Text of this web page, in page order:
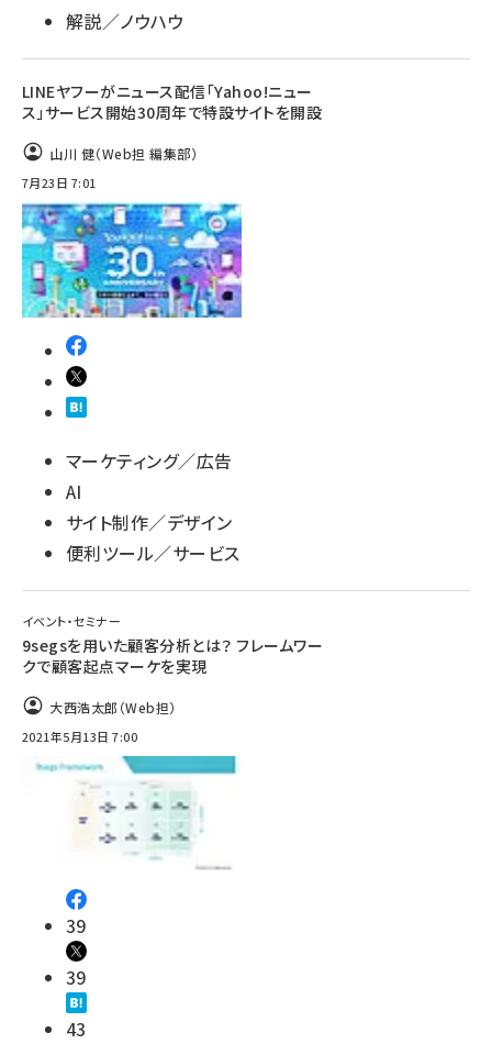
解説／ノウハウ
LINEヤフーがニュース配信「Yahoo!ニュー
ス」サービス開始30周年で特設サイトを開設
山川 健（Web担 編集部）
7月23日 7:01
マーケティング／広告
AI
サイト制作／デザイン
便利ツール／サービス
イベント・セミナー
9segsを用いた顧客分析とは？ フレームワー
クで顧客起点マーケを実現
大西浩太郎（Web担）
2021年5月13日 7:00
39
39
43